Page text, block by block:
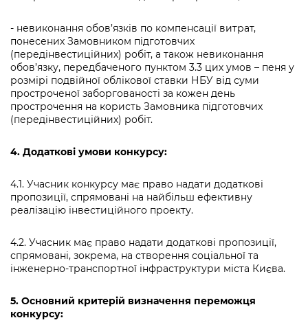
- невиконання обов’язків по компенсації витрат,
понесених Замовником підготовчих
(передінвестиційних) робіт, а також невиконання
обов’язку, передбаченого пунктом 3.3 цих умов – пеня у
розмірі подвійної облікової ставки НБУ від суми
простроченої заборгованості за кожен день
прострочення на користь Замовника підготовчих
(передінвестиційних) робіт.
4. Додаткові умови конкурсу:
4.1. Учасник конкурсу має право надати додаткові
пропозиції, спрямовані на найбільш ефективну
реалізацію інвестиційного проекту.
4.2. Учасник має право надати додаткові пропозиції,
спрямовані, зокрема, на створення соціальної та
інженерно-транспортної інфраструктури міста Києва.
5. Основний критерій визначення переможця
конкурсу: